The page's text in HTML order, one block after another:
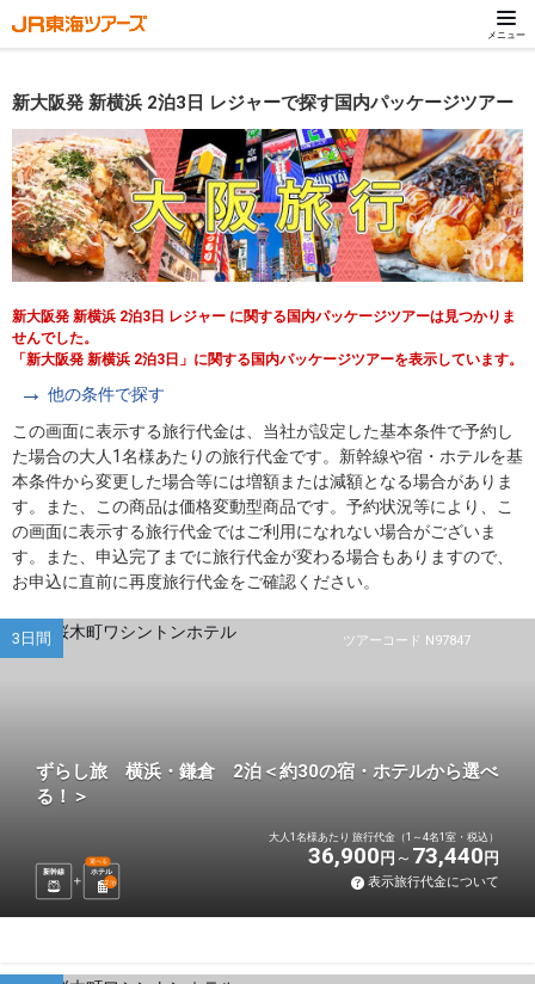
メニュー
新大阪発 新横浜 2泊3日 レジャーで探す国内パッケージツアー
新大阪発 新横浜 2泊3日 レジャー に関する国内パッケージツアーは見つかりま
せんでした。
「新大阪発 新横浜 2泊3日」に関する国内パッケージツアーを表示しています。
他の条件で探す
この画面に表示する旅行代金は、当社が設定した基本条件で予約し
た場合の大人1名様あたりの旅行代金です。新幹線や宿・ホテルを基
本条件から変更した場合等には増額または減額となる場合がありま
す。また、この商品は価格変動型商品です。予約状況等により、こ
の画面に表示する旅行代金ではご利用になれない場合がございま
す。また、申込完了までに旅行代金が変わる場合もありますので、
お申込に直前に再度旅行代金をご確認ください。
ツアーコード N97847
3日間
ずらし旅 横浜・鎌倉 2泊＜約30の宿・ホテルから選べ
る！＞
新幹線 ホテル
選べる
2泊
大人1名様あたり 旅行代金（1～4名1室・税込）
36,900 円 73,440 円
表示旅行代金について